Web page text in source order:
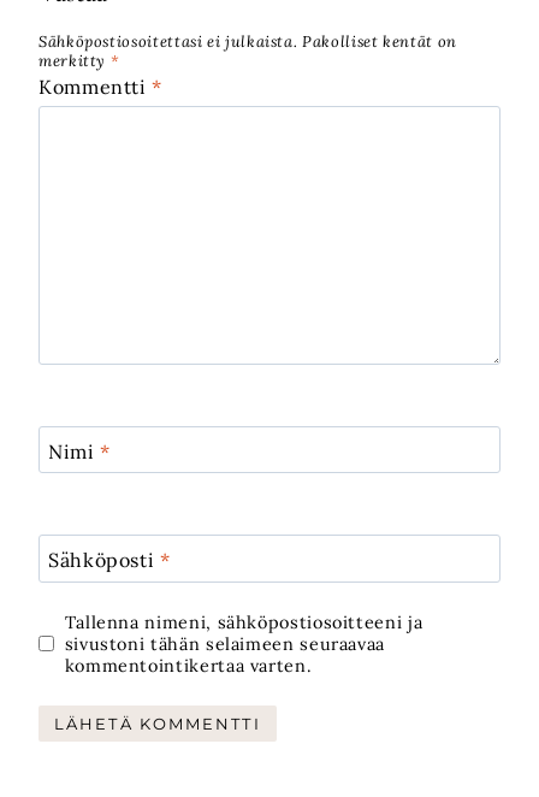
Sähköpostiosoitettasi ei julkaista. Pakolliset kentät on
merkitty *
Kommentti*
Nimi*
Sähköposti*
Tallenna nimeni, sähköpostiosoitteeni ja
sivustoni tähän selaimeen seuraavaa
kommentointikertaa varten.